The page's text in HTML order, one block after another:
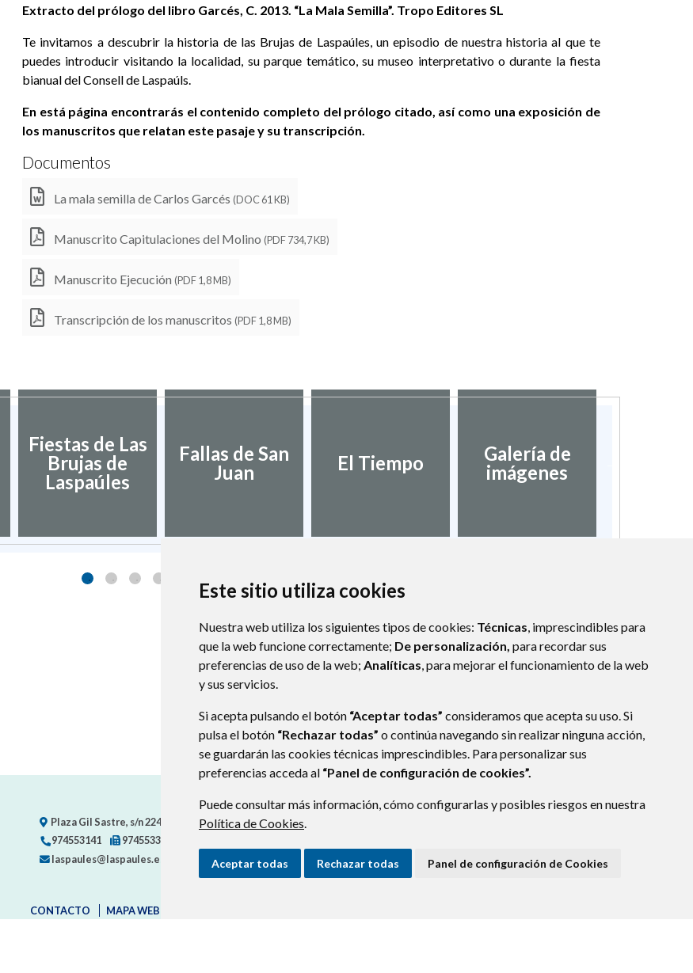
Este sitio utiliza cookies
Nuestra web utiliza los siguientes tipos de cookies: Técnicas, imprescindibles para
que la web funcione correctamente; De personalización, para recordar sus
preferencias de uso de la web; Analíticas, para mejorar el funcionamiento de la web
y sus servicios.
Si acepta pulsando el botón “Aceptar todas” consideramos que acepta su uso. Si
pulsa el botón “Rechazar todas” o continúa navegando sin realizar ninguna acción,
se guardarán las cookies técnicas imprescindibles. Para personalizar sus
preferencias acceda al “Panel de configuración de cookies”.
Puede consultar más información, cómo configurarlas y posibles riesgos en nuestra
Política de Cookies.
Aceptar todas Rechazar todas Panel de configuración de Cookies
Extracto del prólogo del libro Garcés, C. 2013. “La Mala Semilla”. Tropo Editores SL
Te invitamos a descubrir la historia de las Brujas de Laspaúles, un episodio de nuestra historia al que te
puedes introducir visitando la localidad, su parque temático, su museo interpretativo o durante la fiesta
bianual del Consell de Laspaúls.
En está página encontrarás el contenido completo del prólogo citado, así como una exposición de
los manuscritos que relatan este pasaje y su transcripción.
Documentos
La mala semilla de Carlos Garcés (DOC 61 KB)
Manuscrito Capitulaciones del Molino (PDF 734,7 KB)
Manuscrito Ejecución (PDF 1,8 MB)
Transcripción de los manuscritos (PDF 1,8 MB)
Fiestas de Las
Brujas de
Laspaúles
Fallas de San
Juan
El Tiempo
Galería de
imágenes
Plaza Gil Sastre, s/n22471 LASPAÚLES (HUESCA) - ARAGÓN
974553141
974553367
laspaules@laspaules.es
CONTACTO MAPA WEB